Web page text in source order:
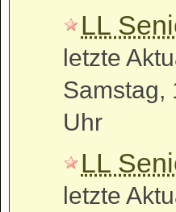
LL
letzte
Samstag,
Uhr
LL
letzte